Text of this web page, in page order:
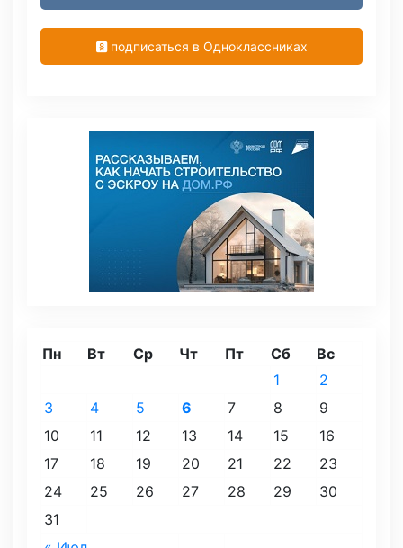
подписаться в Одноклассниках
Пн Вт Ср Чт Пт Сб Вс
1
2
3
4 5 6 7 8
9
10
11 12 13 14 15
16
17
18 19 20 21 22
23
24
25 26 27 28 29
30
31